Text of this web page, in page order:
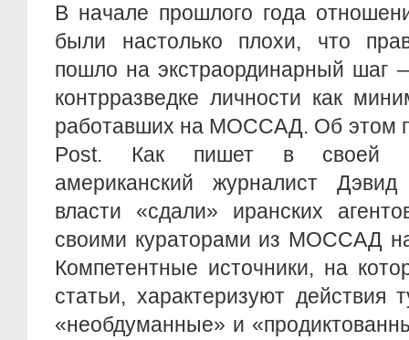
В начале прошлого года
были настолько плохи, что
пошло на экстраординарный шаг
контрразведке личности как
работавших на МОССАД. Об этом
Post. Как пишет в своей
американский журналист Дэвид
власти «сдали» иранских
своими кураторами из МОССАД
Компетентные источники, на
статьи, характеризуют действия
«необдуманные» и